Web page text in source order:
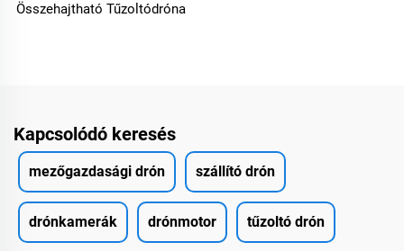
Összehajtható Tűzoltódróna
Kapcsolódó keresés
mezőgazdasági drón szállító drón
drónkamerák drónmotor tűzoltó drón